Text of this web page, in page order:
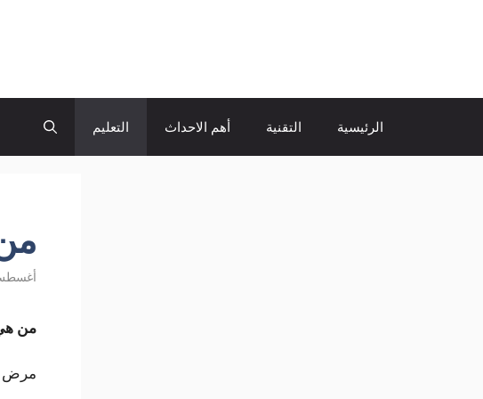
الرئيسية التقنية أهم الاحداث التعليم
أغسطس 17,
من
مرض